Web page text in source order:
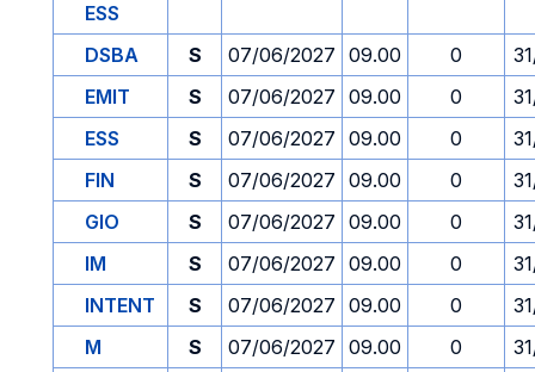
ESS
DSBA S 07/06/2027 09.00 0
EMIT
S 07/06/2027 09.00 0
ESS
S 07/06/2027 09.00 0
FIN
S 07/06/2027 09.00 0
GIO
S 07/06/2027 09.00 0
IM
S 07/06/2027 09.00 0
INTENT
S 07/06/2027 09.00 0
M
S 07/06/2027 09.00 0